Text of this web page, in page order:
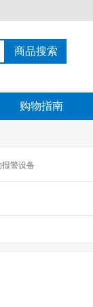
商品搜索
购物指南
报警设备